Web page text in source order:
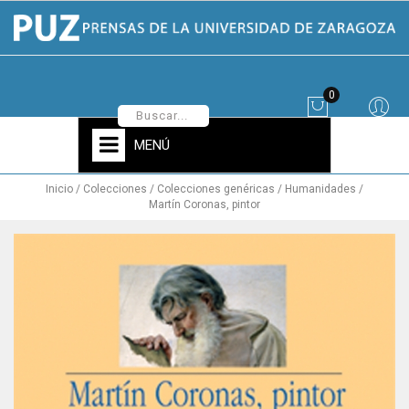
0
MENÚ
Inicio Colecciones Colecciones genéricas
Humanidades
Martín Coronas, pintor